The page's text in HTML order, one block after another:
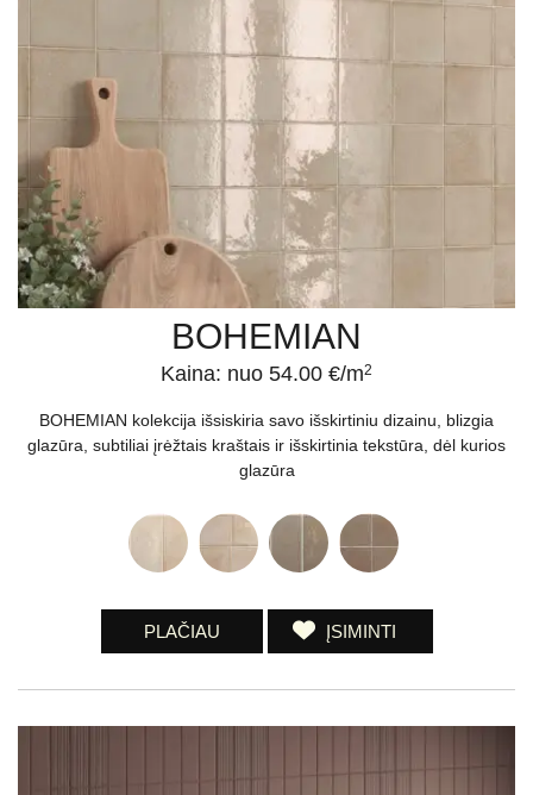
BOHEMIAN
Kaina: nuo 54.00 €/m2
BOHEMIAN kolekcija išsiskiria savo išskirtiniu dizainu, blizgia
glazūra, subtiliai įrėžtais kraštais ir išskirtinia tekstūra, dėl kurios
glazūra
PLAČIAU ĮSIMINTI